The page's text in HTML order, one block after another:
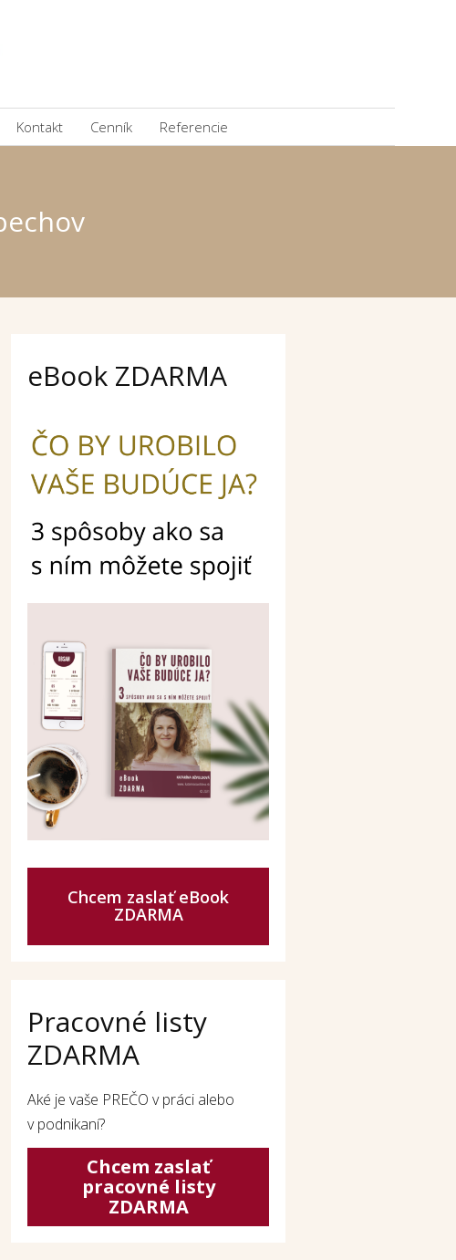
Kontakt Cenník Referencie
eBook ZDARMA
Chcem zaslať eBook
ZDARMA
Pracovné listy
ZDARMA
Aké je vaše PREČO v práci alebo
v podnikaní?
Chcem zaslať
pracovné listy
ZDARMA